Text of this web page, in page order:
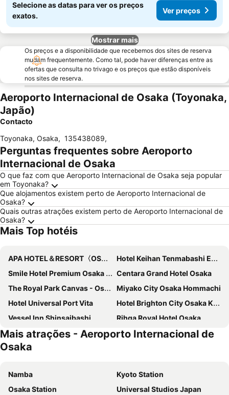
Selecione as datas para ver os preços
exatos.
Ver preços
Mostrar mais
Os preços e a disponibilidade que recebemos dos sites de reserva
mudam frequentemente. Como tal, pode haver diferenças entre as
ofertas que consulta no trivago e os preços que estão disponíveis
nos sites de reserva.
Aeroporto Internacional de Osaka (Toyonaka,
Japão)
Contacto
Toyonaka, Osaka, 135438089,
Perguntas frequentes sobre Aeroporto
Internacional de Osaka
O que faz com que Aeroporto Internacional de Osaka seja popular
em Toyonaka?
Que alojamentos existem perto de Aeroporto Internacional de
Osaka?
Quais outras atrações existem perto de Aeroporto Internacional de
Osaka?
Mais Top hotéis
APA HOTEL＆RESORT〈OSAKA NAMBA EKIMAE TOWER〉
Hotel Keihan Tenmabashi Ekimae
Smile Hotel Premium Osaka Hommachi
Centara Grand Hotel Osaka
The Royal Park Canvas - Osaka Kitahama
Miyako City Osaka Hommachi
Hotel Universal Port Vita
Hotel Brighton City Osaka Kitahama
Vessel Inn Shinsaibashi
Rihga Royal Hotel Osaka
Comfort Hotel Osaka Shinsaibashi
Hotel Monterey Grasmere Osaka
APA Hotel & Resort Osaka Umeda Eki Tower
Hotel Oriental Express Osaka Shinsaibashi
hotel androoms Osaka Hommachi
The Bridge Hotel Shinsaibashi
Mitsui Garden Hotel Osaka Premier
Mais atrações - Aeroporto Internacional de
Osaka
Namba
Kyoto Station
Osaka Station
Universal Studios Japan